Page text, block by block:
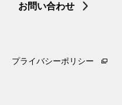
お問い合わせ
プライバシーポリシー